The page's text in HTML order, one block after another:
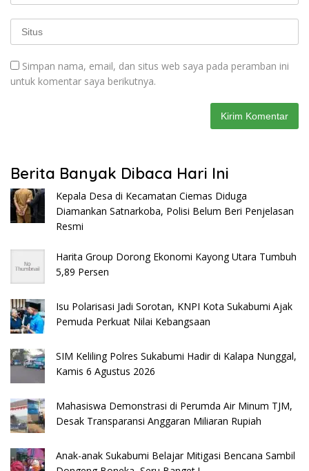
Simpan nama, email, dan situs web saya pada peramban ini
untuk komentar saya berikutnya.
Berita Banyak Dibaca Hari Ini
Kepala Desa di Kecamatan Ciemas Diduga
Diamankan Satnarkoba, Polisi Belum Beri Penjelasan
Resmi
Harita Group Dorong Ekonomi Kayong Utara Tumbuh
5,89 Persen
Isu Polarisasi Jadi Sorotan, KNPI Kota Sukabumi Ajak
Pemuda Perkuat Nilai Kebangsaan
SIM Keliling Polres Sukabumi Hadir di Kalapa Nunggal,
Kamis 6 Agustus 2026
Mahasiswa Demonstrasi di Perumda Air Minum TJM,
Desak Transparansi Anggaran Miliaran Rupiah
Anak-anak Sukabumi Belajar Mitigasi Bencana Sambil